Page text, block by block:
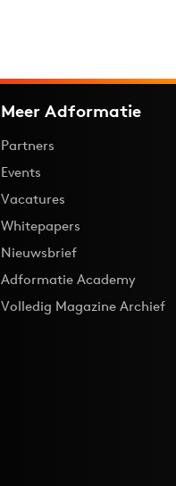
Meer Adformatie
Partners
Events
Vacatures
Whitepapers
Nieuwsbrief
Adformatie Academy
Volledig Magazine Archief